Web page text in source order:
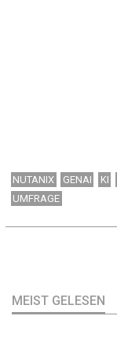
NUTANIX GENAI KI
UMFRAGE
MEIST GELESEN